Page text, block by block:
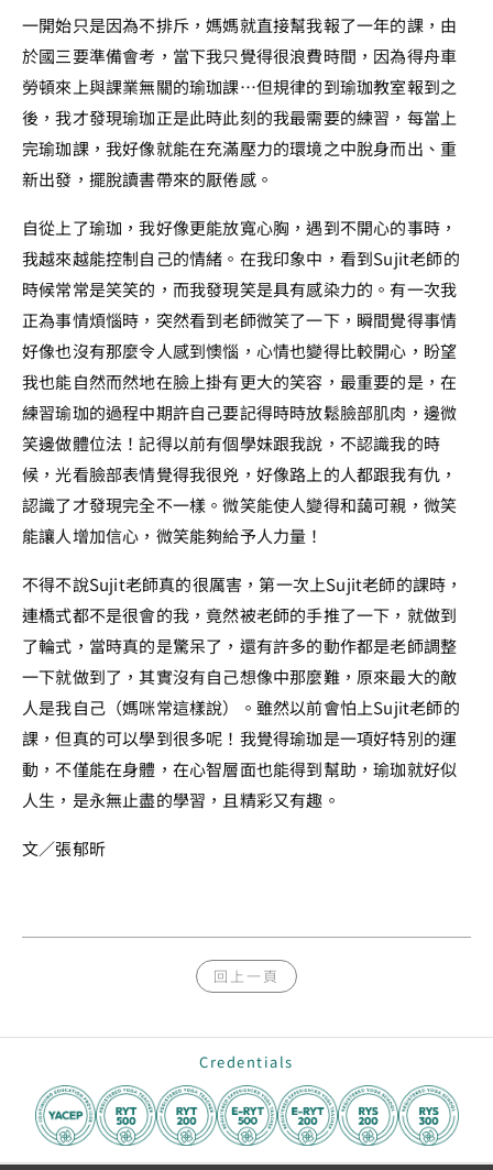
一開始只是因為不排斥，媽媽就直接幫我報了一年的課，由
於國三要準備會考，當下我只覺得很浪費時間，因為得舟車
勞頓來上與課業無關的瑜珈課…但規律的到瑜珈教室報到之
後，我才發現瑜珈正是此時此刻的我最需要的練習，每當上
完瑜珈課，我好像就能在充滿壓力的環境之中脫身而出、重
新出發，擺脫讀書帶來的厭倦感。
自從上了瑜珈，我好像更能放寬心胸，遇到不開心的事時，
我越來越能控制自己的情緒。在我印象中，看到Sujit老師的
時候常常是笑笑的，而我發現笑是具有感染力的。有一次我
正為事情煩惱時，突然看到老師微笑了一下，瞬間覺得事情
好像也沒有那麼令人感到懊惱，心情也變得比較開心，盼望
我也能自然而然地在臉上掛有更大的笑容，最重要的是，在
練習瑜珈的過程中期許自己要記得時時放鬆臉部肌肉，邊微
笑邊做體位法！記得以前有個學妹跟我說，不認識我的時
候，光看臉部表情覺得我很兇，好像路上的人都跟我有仇，
認識了才發現完全不一樣。微笑能使人變得和藹可親，微笑
能讓人增加信心，微笑能夠給予人力量！
不得不說Sujit老師真的很厲害，第一次上Sujit老師的課時，
連橋式都不是很會的我，竟然被老師的手推了一下，就做到
了輪式，當時真的是驚呆了，還有許多的動作都是老師調整
一下就做到了，其實沒有自己想像中那麼難，原來最大的敵
人是我自己（媽咪常這樣說）。雖然以前會怕上Sujit老師的
課，但真的可以學到很多呢！我覺得瑜珈是一項好特別的運
動，不僅能在身體，在心智層面也能得到幫助，瑜珈就好似
人生，是永無止盡的學習，且精彩又有趣。
文／張郁昕
回上一頁
Credentials